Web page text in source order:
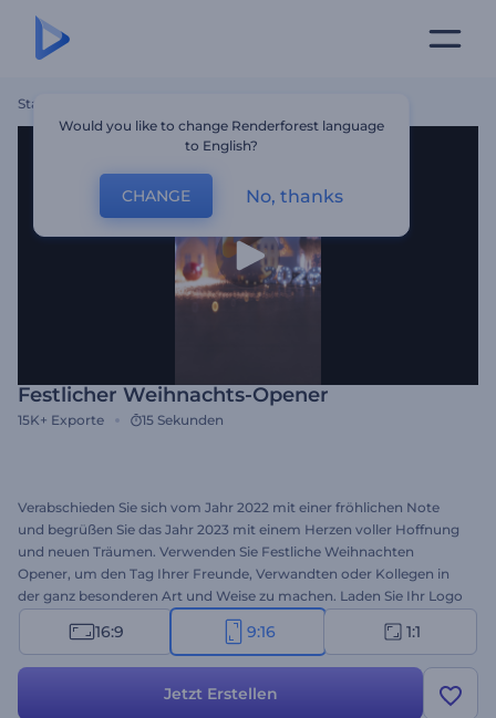
Startseite
Festlicher Weihnachts-Opener
15K+ Exporte 15 Sekunden
Verabschieden Sie sich vom Jahr 2022 mit einer fröhlichen Note
und begrüßen Sie das Jahr 2023 mit einem Herzen voller Hoffnung
und neuen Träumen. Verwenden Sie Festliche Weihnachten
Opener, um den Tag Ihrer Freunde, Verwandten oder Kollegen in
der ganz besonderen Art und Weise zu machen. Laden Sie Ihr Logo
hoch und warten Sie ein paar Minuten, um es durch das animierte
Funkeln eines goldenen Weihnachtsbaums zu enthüllen. Perfekt
Präsentationseröffnungen und viele weitere kreative Projekte.
16:9 9:16 1:1
Jetzt Erstellen
Would you like to change Renderforest language
to English?
CHANGE No, thanks